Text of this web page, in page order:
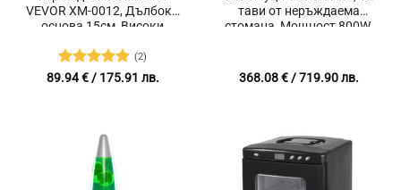
VEVOR XM-0012, Дълбока
основа 15см, Високи
Оценено с
(2)
89.94€/ 175.91 лв.
тави от неръждаема
стомана, Мощност 800W,
368.08€/ 719.90 лв.